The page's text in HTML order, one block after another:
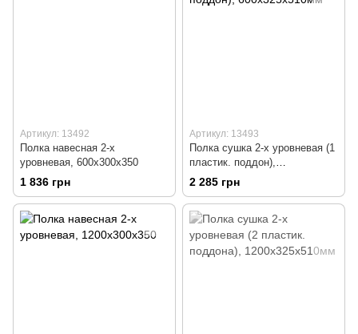
Артикул: 13492
Полка навесная 2-х
уровневая, 600х300х350
1 836 грн
Артикул: 13493
Полка сушка 2-х уровневая (1
пластик. поддон),
600х325х510мм
2 285 грн